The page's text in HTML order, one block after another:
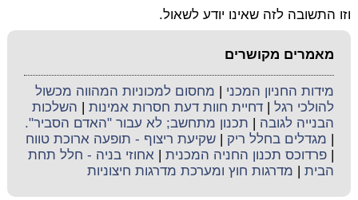
וזו התשובה לזה שאינו יודע לשאול.
מאמרים מקושרים
מידות החניון המכני
מחסום למכוניות המהווה מכשול
להולכי רגל |דחיית חוות דעת חסרות אמינות
השלכות
הבנייה לגובה
תכנון מתחשב; לא עבור "האדם הסביר".
מגדלים בחלל ריק |שקיעת ריצוף - תופעה ארוכת טווח
|פרדוכס תכנון החניה המכנית |אחוזי בניה - חלל תחת
הבית
מדרגות חוץ ומערכת מדרגות חיצוניות